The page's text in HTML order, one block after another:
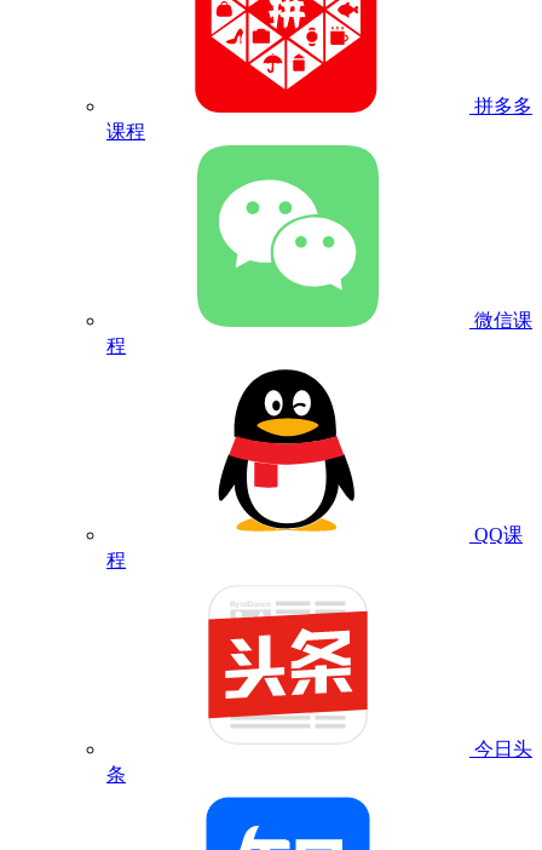
拼多多
课程
微信课
程
QQ课
程
今日头
条